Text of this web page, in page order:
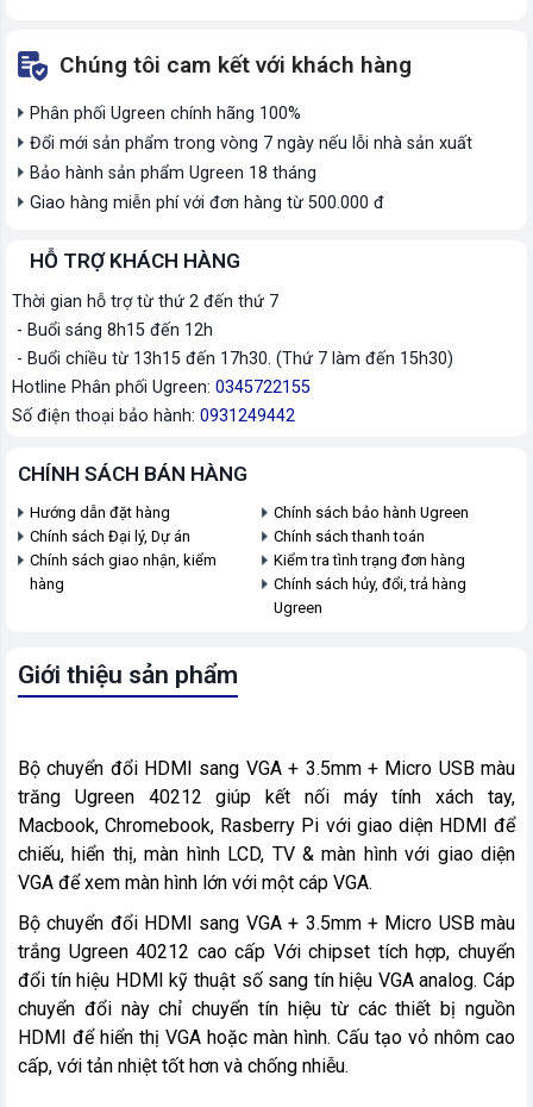
Chúng tôi cam kết với khách hàng
Phân phối Ugreen chính hãng 100%
Đổi mới sản phẩm trong vòng 7 ngày nếu lỗi nhà sản xuất
Bảo hành sản phẩm Ugreen 18 tháng
Giao hàng miễn phí với đơn hàng từ 500.000 đ
HỖ TRỢ KHÁCH HÀNG
Thời gian hỗ trợ từ thứ 2 đến thứ 7
- Buổi sáng 8h15 đến 12h
- Buổi chiều từ 13h15 đến 17h30. (Thứ 7 làm đến 15h30)
Hotline Phân phối Ugreen: 0345722155
Số điện thoại bảo hành: 0931249442
CHÍNH SÁCH BÁN HÀNG
Hướng dẫn đặt hàng
Chính sách bảo hành Ugreen
Chính sách Đại lý, Dự án
Chính sách thanh toán
Chính sách giao nhận, kiểm
hàng
Kiểm tra tình trạng đơn hàng
Chính sách hủy, đổi, trả hàng
Ugreen
Giới thiệu sản phẩm
Bộ chuyển đổi HDMI sang VGA + 3.5mm + Micro USB màu
trăng Ugreen 40212 giúp kết nối máy tính xách tay,
Macbook, Chromebook, Rasberry Pi với giao diện HDMI để
chiếu, hiển thị, màn hình LCD, TV & màn hình với giao diện
VGA để xem màn hình lớn với một cáp VGA.
Bộ chuyển đổi HDMI sang VGA + 3.5mm + Micro USB màu
trắng Ugreen 40212 cao cấp Với chipset tích hợp, chuyển
đổi tín hiệu HDMI kỹ thuật số sang tín hiệu VGA analog. Cáp
chuyển đổi này chỉ chuyển tín hiệu từ các thiết bị nguồn
HDMI để hiển thị VGA hoặc màn hình. Cấu tạo vỏ nhôm cao
cấp, với tản nhiệt tốt hơn và chống nhiễu.